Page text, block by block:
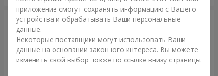
приложение смогут сохранять информацию с Вашего
устройства и обрабатывать Ваши персональные
данные.
Некоторые поставщики могут использовать Ваши
данные на основании законного интереса. Вы можете
изменить свой выбор позже по ссылке внизу страницы.